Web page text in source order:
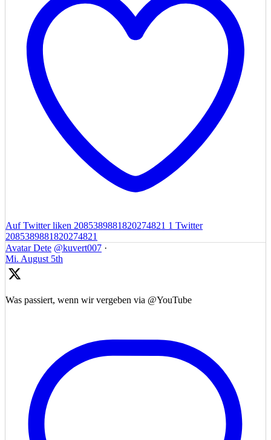
Auf Twitter liken 2085389881820274821 1 Twitter
2085389881820274821
Avatar Dete @kuvert007 ·
Mi. August 5th
Was passiert, wenn wir vergeben via @YouTube